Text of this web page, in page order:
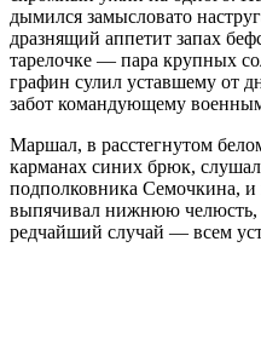
дымился замысловато
дразнящий аппетит запах
тарелочке — пара крупных
графин сулил уставшему от
забот командующему
Маршал, в расстегнутом
карманах синих брюк,
подполковника Семочкина,
выпячивал нижнюю челюсть,
редчайший случай — всем